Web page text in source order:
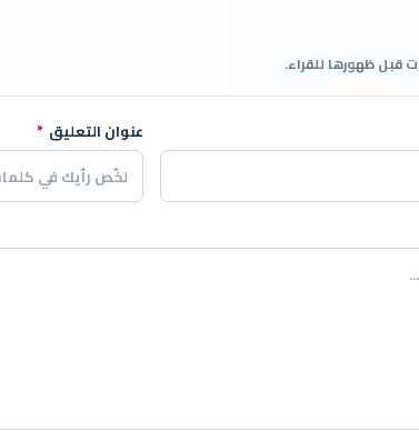
قبل ظهورها للقراء.
عنوان التعليق *